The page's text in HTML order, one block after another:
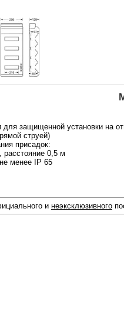
защищенной установки на
струей)
присадок:
расстояние 0,5 м
менее IP 65
и неэксклюзивного